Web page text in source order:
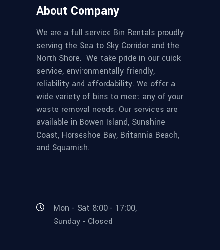
About Company
We are a full service Bin Rentals proudly
serving the Sea to Sky Corridor and the
North Shore. We take pride in our quick
service, environmentally friendly,
reliability and affordability. We offer a
wide variety of bins to meet any of your
waste removal needs. Our services are
available in Bowen Island, Sunshine
Coast, Horseshoe Bay, Britannia Beach,
and Squamish.
Mon - Sat 8:00 - 17:00,
Sunday - Closed